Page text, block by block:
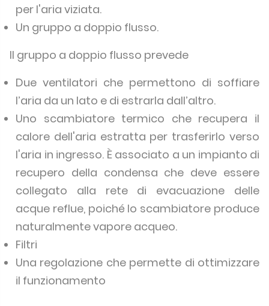
per l'aria viziata.
Un gruppo a doppio flusso.
Il gruppo a doppio flusso prevede
Due ventilatori che permettono di soffiare
l’aria da un lato e di estrarla dall’altro.
Uno scambiatore termico che recupera il
calore dell'aria estratta per trasferirlo verso
l'aria in ingresso. È associato a un impianto di
recupero della condensa che deve essere
collegato alla rete di evacuazione delle
acque reflue, poiché lo scambiatore produce
naturalmente vapore acqueo.
Filtri
Una regolazione che permette di ottimizzare
il funzionamento